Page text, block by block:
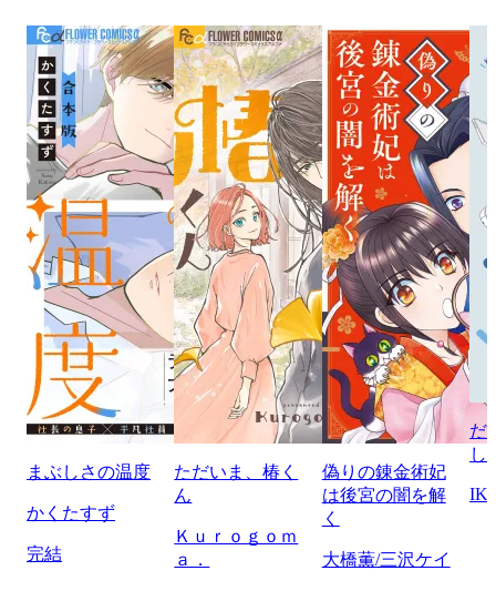
まぶしさの温度
かくたすず
完結
ただいま、椿く
ん
Ｋｕｒｏｇｏｍ
ａ．
偽りの錬金術妃
は後宮の闇を解
く
大橋薫/三沢ケイ
だ
し